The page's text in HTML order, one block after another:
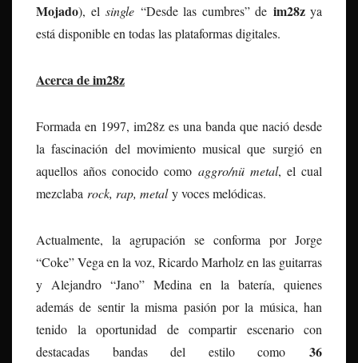
Mojado), el single “Desde las cumbres” de im28zya
está disponible en todas las plataformas digitales.
Acerca de im28z
Formada en 1997, im28z es una banda que nació desde
la fascinación del movimiento musical que surgió en
aquellos años conocido como aggro/nü metal, el cual
mezclaba rock, rap, metaly voces melódicas.
Actualmente, la agrupación se conforma por Jorge
“Coke” Vega en la voz, Ricardo Marholz en las guitarras
y Alejandro “Jano” Medina en la batería, quienes
además de sentir la misma pasión por la música, han
tenido la oportunidad de compartir escenario con
destacadas bandas del estilo como 36